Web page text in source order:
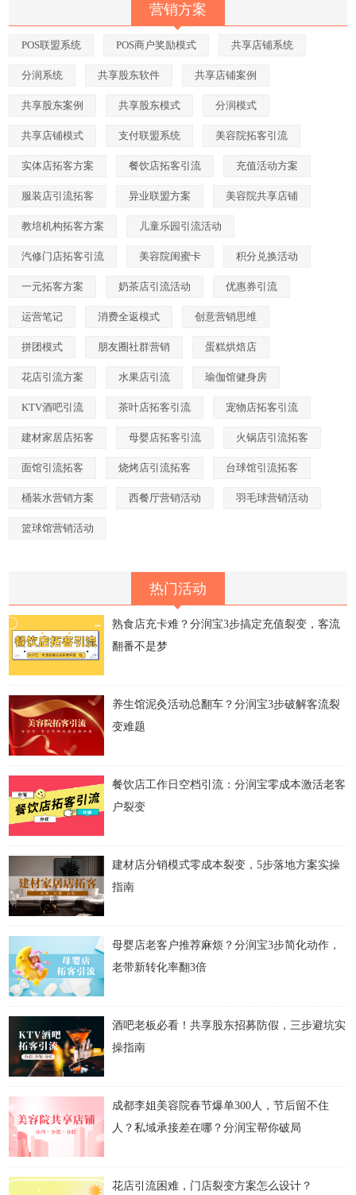
营销方案
POS联盟系统 POS商户奖励模式 共享店铺系统
分润系统 共享股东软件 共享店铺案例
共享股东案例 共享股东模式 分润模式
共享店铺模式 支付联盟系统 美容院拓客引流
实体店拓客方案 餐饮店拓客引流 充值活动方案
服装店引流拓客 异业联盟方案 美容院共享店铺
教培机构拓客方案 儿童乐园引流活动
汽修门店拓客引流 美容院闺蜜卡 积分兑换活动
一元拓客方案 奶茶店引流活动 优惠券引流
运营笔记 消费全返模式 创意营销思维
拼团模式 朋友圈社群营销 蛋糕烘焙店
花店引流方案 水果店引流 瑜伽馆健身房
KTV酒吧引流 茶叶店拓客引流 宠物店拓客引流
建材家居店拓客 母婴店拓客引流 火锅店引流拓客
面馆引流拓客 烧烤店引流拓客 台球馆引流拓客
桶装水营销方案 西餐厅营销活动 羽毛球营销活动
篮球馆营销活动
热门活动
熟食店充卡难？分润宝3步搞定充值裂变，客流
翻番不是梦
养生馆泥灸活动总翻车？分润宝3步破解客流裂
变难题
餐饮店工作日空档引流：分润宝零成本激活老客
户裂变
建材店分销模式零成本裂变，5步落地方案实操
指南
母婴店老客户推荐麻烦？分润宝3步简化动作，
老带新转化率翻3倍
酒吧老板必看！共享股东招募防假，三步避坑实
操指南
成都李姐美容院春节爆单300人，节后留不住
人？私域承接差在哪？分润宝帮你破局
花店引流困难，门店裂变方案怎么设计？